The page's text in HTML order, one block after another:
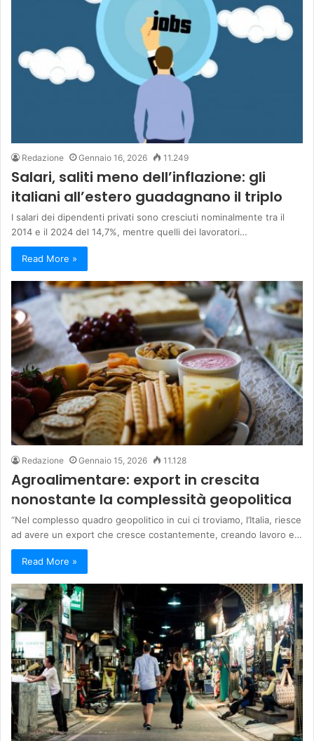
Redazione Gennaio 16, 2026 11.249
Salari, saliti meno dell’inflazione: gli
italiani all’estero guadagnano il triplo
I salari dei dipendenti privati sono cresciuti nominalmente tra il
2014 e il 2024 del 14,7%, mentre quelli dei lavoratori…
Read More »
Redazione Gennaio 15, 2026 11.128
Agroalimentare: export in crescita
nonostante la complessità geopolitica
“Nel complesso quadro geopolitico in cui ci troviamo, l’Italia, riesce
ad avere un export che cresce costantemente, creando lavoro e…
Read More »